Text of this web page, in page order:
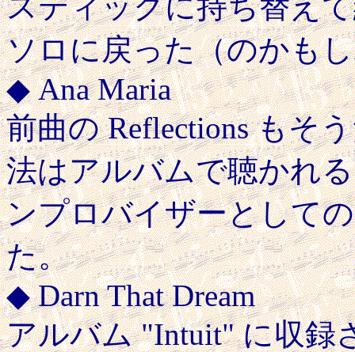
ソロに戻った（のかも
◆ Ana Maria
前曲の Reflections もそ
法はアルバムで聴かれ
ンプロバイザーとして
た。
◆ Darn That Dream
アルバム "Intuit" に収録